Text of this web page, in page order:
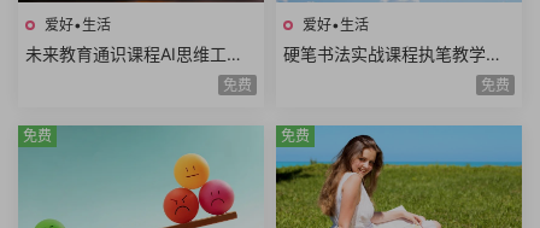
爱好•生活
未来教育通识课程AI思维工程
思维系统思维美学思维熵增思
维哲学思维概率思维51课时
免费
爱好•生活
硬笔书法实战课程执笔教学基
本笔画偏旁部首间架结构例字
免费
免费 免费